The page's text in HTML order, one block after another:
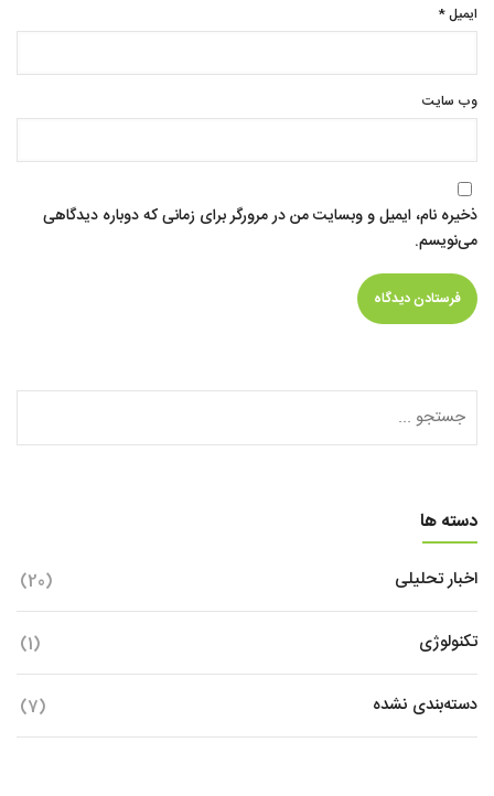
ایمیل*
وب‌ سایت
ذخیره نام، ایمیل و وبسایت من در مرورگر برای زمانی که دوباره دیدگاهی
می‌نویسم.
دسته ها
اخبار تحلیلی (20)
تکنولوژی (1)
دسته‌بندی نشده (7)